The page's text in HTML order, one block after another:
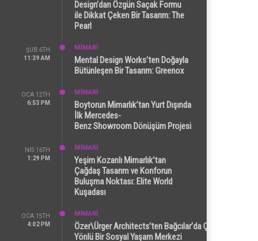
Design’dan Özgün Saçak Formu
ile Dikkat Çeken Bir Tasarım: The
Pearl
ŞUB 6TH
11:39 AM
MİMARİ
Mental Design Works’ten Doğayla
Bütünleşen Bir Tasarım: Greenox
OCA 12TH
6:53 PM
MİMARİ
Boytorun Mimarlık’tan Yurt Dışında
İlk Mercedes-
Benz Showroom Dönüşüm Projesi
NIS 16TH
1:29 PM
MİMARİ
Yeşim Kozanlı Mimarlık’tan
Çağdaş Tasarım ve Konforun
Buluşma Noktası: Elite World
Kuşadası
OCA 15TH
4:02 PM
MİMARİ
Özer\Ürger Architects’ten Bağcılar’da Çok
Yönlü Bir Sosyal Yaşam Merkezi